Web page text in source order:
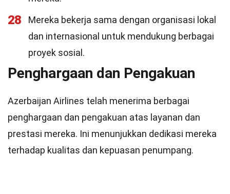
28
Mereka bekerja sama dengan organisasi lokal
dan internasional untuk mendukung berbagai
proyek sosial.
Penghargaan dan Pengakuan
Azerbaijan Airlines telah menerima berbagai
penghargaan dan pengakuan atas layanan dan
prestasi mereka. Ini menunjukkan dedikasi mereka
terhadap kualitas dan kepuasan penumpang.